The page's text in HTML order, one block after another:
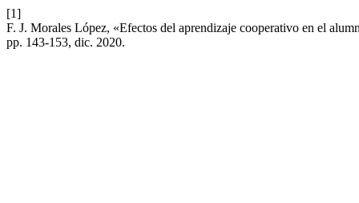
[1]
F. J. Morales López, «Efectos del aprendizaje cooperativo en el
pp. 143-153, dic. 2020.